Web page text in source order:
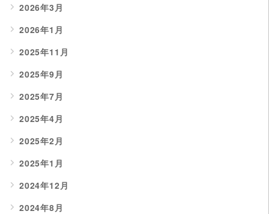
2026年3月
2026年1月
2025年11月
2025年9月
2025年7月
2025年4月
2025年2月
2025年1月
2024年12月
2024年8月